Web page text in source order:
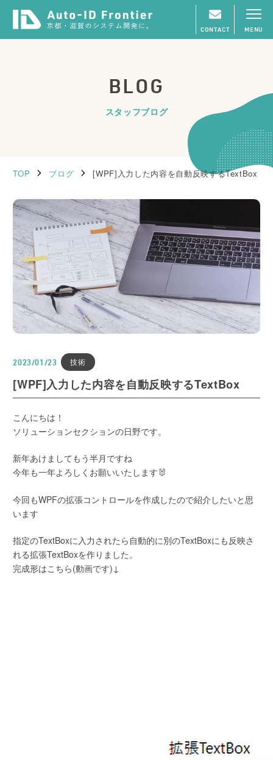
CONTACT MENU
BLOG
スタッフブログ
TOP ブログ [WPF]入力した内容を自動反映するTextBox
2023/01/23 技術
[WPF]入力した内容を自動反映するTextBox
こんにちは！
ソリューションセクションの日野です。
新年あけましてもう半月ですね
今年も一年よろしくお願いいたします🐰
今回もWPFの拡張コントロールを作成したので紹介したいと思
います
指定のTextBoxに入力されたら自動的に別のTextBoxにも反映さ
れる拡張TextBoxを作りました。
完成形はこちら(動画です)↓